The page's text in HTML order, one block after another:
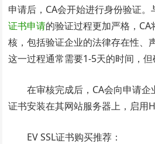
申请后，CA会开始进行身份验证。
证书申请的验证过程更加严格，
核，包括验证企业的法律存在性、
这一过程通常需要1-5天的时间，但
在审核完成后，CA会向申请
证书安装在其网站服务器上，启用
EV SSL证书购买推荐：